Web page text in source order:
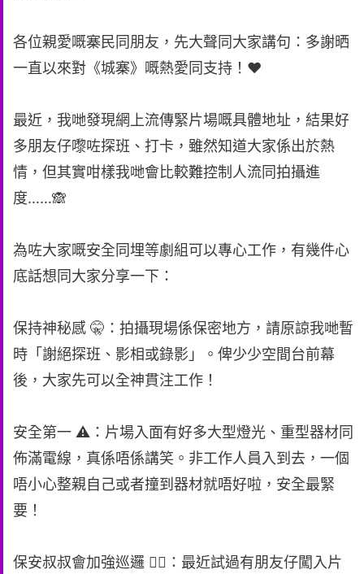
各位親愛嘅寨民同朋友，先大聲同大家講句：多謝晒
一直以來對《城寨》嘅熱愛同支持！❤️
最近，我哋發現網上流傳緊片場嘅具體地址，結果好
多朋友仔嚟咗探班、打卡，雖然知道大家係出於熱
情，但其實咁樣我哋會比較難控制人流同拍攝進
度……🙈
為咗大家嘅安全同埋等劇組可以專心工作，有幾件心
底話想同大家分享一下：
保持神秘感 🤫：拍攝現場係保密地方，請原諒我哋暫
時「謝絕探班、影相或錄影」。俾少少空間台前幕
後，大家先可以全神貫注工作！
安全第一 ⚠️：片場入面有好多大型燈光、重型器材同
佈滿電線，真係唔係講笑。非工作人員入到去，一個
唔小心整親自己或者撞到器材就唔好啦，安全最緊
要！
保安叔叔會加強巡邏 👮‍♂️：最近試過有朋友仔闖入片